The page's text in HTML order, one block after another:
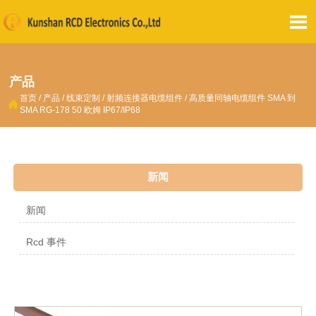

产品
 首页 / 产品 /线束定制 / 射频连接器电缆组件 /高质量同轴电缆组件 SMA 到
SMA RG-178 50 欧姆 IP67/IP68
新闻
新闻
Rcd 事件